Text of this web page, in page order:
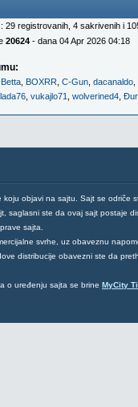
29 registrovanih, 4 sakrivenih i
20624 - dana 04 Apr 2026 04:18
Betta BOXRR C-Gun dacanaldo
vukajlo71 wolverined4
objavi na sajtu. Sajt se odriče
saglasni ste da ovaj sajt postaje
sajta.
svrhe, uz obaveznu
distribucije obavezni ste da
, a o uređenju sajta se brine MyCity